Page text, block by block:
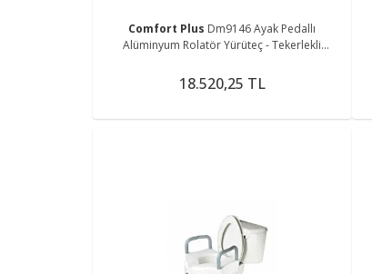
Comfort Plus Dm9146 Ayak Pedallı
Alüminyum Rolatör Yürüteç - Tekerlekli
18.520,25 TL